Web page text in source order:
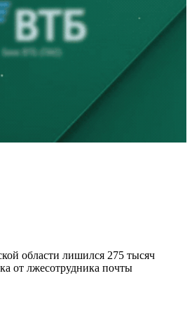
7 общественных
погода в Самарской области 8
области лишился 275 тысяч
от лжесотрудника почты